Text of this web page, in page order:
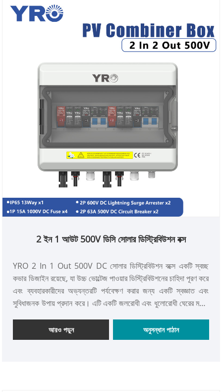
2 ইন 1 আউট 500V ডিসি সোলার ডিস্ট্রিবিউশন বক্স
YRO 2 In 1 Out 500V DC সোলার ডিস্ট্রিবিউশন বক্সে একটি স্বচ্ছ
কভার ডিজাইন রয়েছে, যা উচ্চ ভোল্টেজ পাওয়ার ডিস্ট্রিবিউশনের চাহিদা পূরণ করে
এবং ব্যবহারকারীদের অভ্যন্তরটি পর্যবেক্ষণ করার জন্য একটি স্বজ্ঞাত এবং
সুবিধাজনক উপায় প্রদান করে। এটি একটি জলরোধী এবং ধুলোরোধী ঘেরের মধ্যে
অবস্থার জন্য উপযুক্ত এবং শিল্প ও বৈদ্যুতিক ক্ষেত্রে উচ্চ ভোল্টেজ পাওয়ার
সিস্টেমের জন্য নিরাপদ, স্থিতিশীল এবং দক্ষ বিদ্যুৎ বিতরণ সমাধান প্রদান করে,
আরও পড়ুন অনুসন্ধান পাঠান